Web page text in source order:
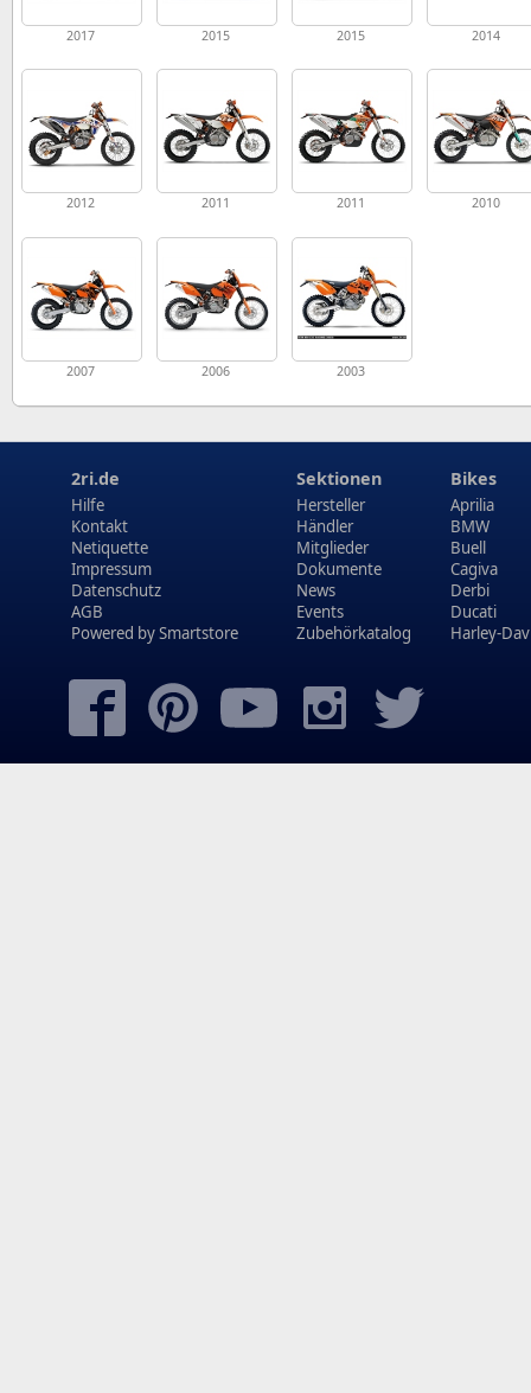
2017 2015 2015 2014
2012 2011 2011 2010
2007 2006 2003
2ri.de
Hilfe
Kontakt
Netiquette
Impressum
Datenschutz
AGB
Powered bySmartstore
Sektionen
Hersteller
Händler
Mitglieder
Dokumente
News
Events
Zubehörkatalog
Bikes
Aprilia
BMW
Buell
Cagiva
Derbi
Ducati
Harley-